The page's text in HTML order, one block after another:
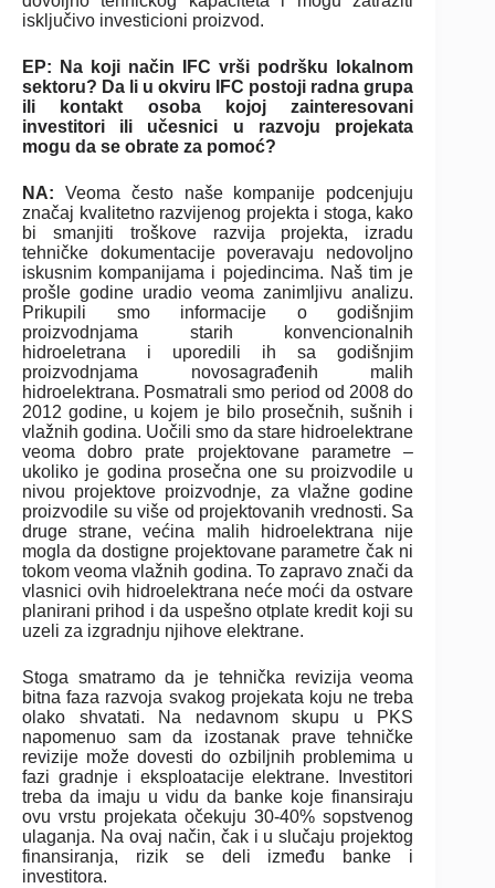
isključivo investicioni proizvod.
EP: Na koji način IFC vrši podršku lokalnom
sektoru? Da li u okviru IFC postoji radna grupa
ili kontakt osoba kojoj zainteresovani
investitori ili učesnici u razvoju projekata
mogu da se obrate za pomoć?
NA: Veoma često naše kompanije podcenjuju
značaj kvalitetno razvijenog projekta i stoga, kako
bi smanjiti troškove razvija projekta, izradu
tehničke dokumentacije poveravaju nedovoljno
iskusnim kompanijama i pojedincima. Naš tim je
prošle godine uradio veoma zanimljivu analizu.
Prikupili smo informacije o godišnjim
proizvodnjama starih konvencionalnih
hidroeletrana i uporedili ih sa godišnjim
proizvodnjama novosagrađenih malih
hidroelektrana. Posmatrali smo period od 2008 do
2012 godine, u kojem je bilo prosečnih, sušnih i
vlažnih godina. Uočili smo da stare hidroelektrane
veoma dobro prate projektovane parametre –
ukoliko je godina prosečna one su proizvodile u
nivou projektove proizvodnje, za vlažne godine
proizvodile su više od projektovanih vrednosti. Sa
druge strane, većina malih hidroelektrana nije
mogla da dostigne projektovane parametre čak ni
tokom veoma vlažnih godina. To zapravo znači da
vlasnici ovih hidroelektrana neće moći da ostvare
planirani prihod i da uspešno otplate kredit koji su
uzeli za izgradnju njihove elektrane.
Stoga smatramo da je tehnička revizija veoma
bitna faza razvoja svakog projekata koju ne treba
olako shvatati. Na nedavnom skupu u PKS
napomenuo sam da izostanak prave tehničke
revizije može dovesti do ozbiljnih problemima u
fazi gradnje i eksploatacije elektrane. Investitori
treba da imaju u vidu da banke koje finansiraju
ovu vrstu projekata očekuju 30-40% sopstvenog
ulaganja. Na ovaj način, čak i u slučaju projektog
finansiranja, rizik se deli između banke i
investitora.